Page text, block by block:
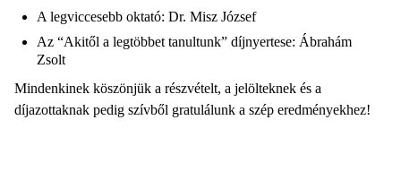
A legviccesebb oktató: Dr. Misz József
Az “Akitől a legtöbbet tanultunk” díjnyertese: Ábrahám
Zsolt
Mindenkinek köszönjük a részvételt, a jelölteknek és a
díjazottaknak pedig szívből gratulálunk a szép eredményekhez!